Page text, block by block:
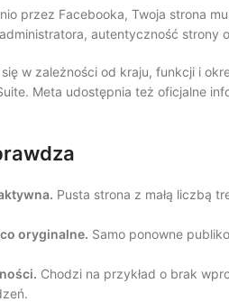
przez Facebooka, Twoja strona
autentyczność strony
w zależności od kraju, funkcji i
Meta udostępnia też oficjalne
Pusta strona z małą liczbą
oryginalne. Samo ponowne
Chodzi na przykład o brak